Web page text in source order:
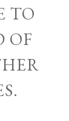
TO
OF